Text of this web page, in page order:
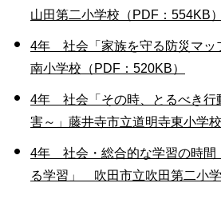
山田第二小学校（PDF：554KB）
4年 社会「家族を守る防災マッ
南小学校（PDF：520KB）
4年 社会「その時、とるべき行
害～」藤井寺市立道明寺東小学
4年 社会・総合的な学習の時
る学習」 吹田市立吹田第二小学